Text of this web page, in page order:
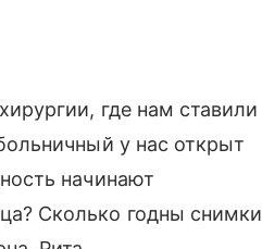
где нам ставили
у нас открыт
начинают
Сколько годны снимки